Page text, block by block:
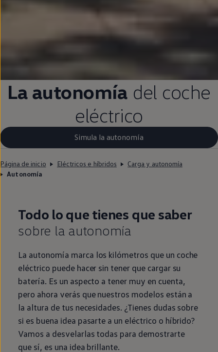
La autonomía del coche
eléctrico
Simula la autonomía
Página de inicio Eléctricos e híbridos
Carga y autonomía
Autonomía
Todo lo que tienes que saber
sobre la autonomía
La autonomía marca los kilómetros que un coche
eléctrico puede hacer sin tener que cargar su
batería. Es un aspecto a tener muy en cuenta,
pero ahora verás que nuestros modelos están a
la altura de tus necesidades. ¿Tienes dudas sobre
si es buena idea pasarte a un eléctrico o híbrido?
Vamos a desvelarlas todas para demostrarte
que sí, es una idea brillante.